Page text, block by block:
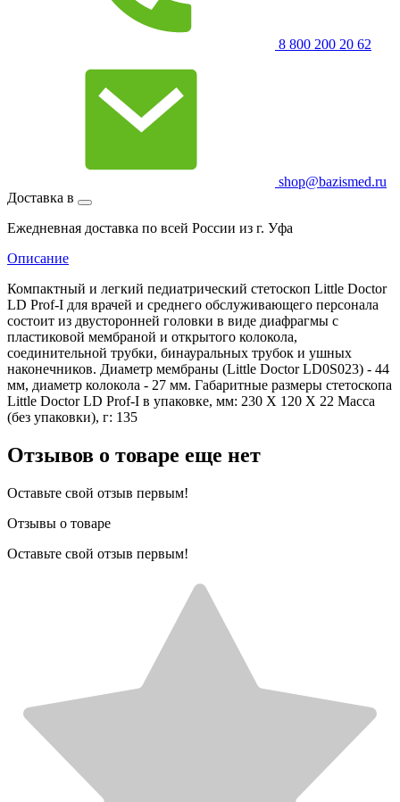
8 800 200 20 62
shop@bazismed.ru
Доставка в
Ежедневная доставка по всей России из г. Уфа
Описание
Компактный и легкий педиатрический стетоскоп Little Doctor
LD Prof-I для врачей и среднего обслуживающего персонала
состоит из двусторонней головки в виде диафрагмы с
пластиковой мембраной и открытого колокола,
соединительной трубки, бинауральных трубок и ушных
наконечников. Диаметр мембраны (Little Doctor LD0S023) - 44
мм, диаметр колокола - 27 мм. Габаритные размеры стетоскопа
Little Doctor LD Prof-I в упаковке, мм: 230 X 120 X 22 Масса
(без упаковки), г: 135
Отзывов о товаре еще нет
Оставьте свой отзыв первым!
Отзывы о товаре
Оставьте свой отзыв первым!